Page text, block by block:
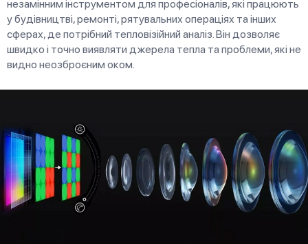
незамінним інструментом для професіоналів, які працюють
у будівництві, ремонті, рятувальних операціях та інших
сферах, де потрібний тепловізійний аналіз. Він дозволяє
швидко і точно виявляти джерела тепла та проблеми, які не
видно неозброєним оком.